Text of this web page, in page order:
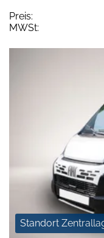
Preis:
MWSt:
Standort